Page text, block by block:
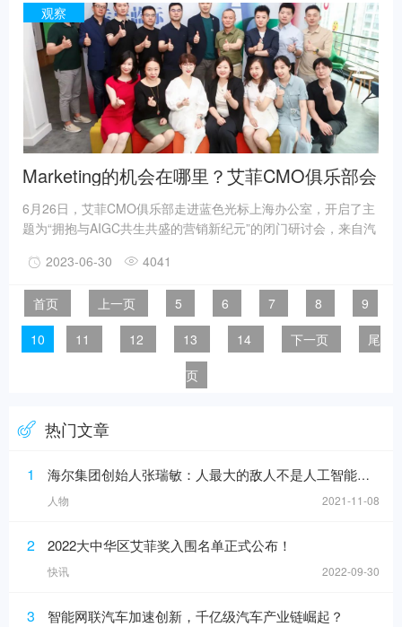
食之一,在每年的端午时节都会登上各大销售链条的C位舞台。
观察
Marketing的机会在哪里？艾菲CMO俱乐部会
员走进蓝色光标对话AIGC
6月26日，艾菲CMO俱乐部走进蓝色光标上海办公室，开启了主
题为“拥抱与AIGC共生共盛的营销新纪元”的闭门研讨会，来自汽
员齐聚一堂，围绕AIGC技术的营销探索、前沿应用与未来趋势展
开深入对话交流，通过不同领域的脑力激荡，为AIGC的发展进步
汇智赋能，与全球科技创新发展同频共振。
2023-06-30 4041
首页 上一页 5 6 7 8
9
10
11 12 13 14 下一页
尾
页
热门文章
1 海尔集团创始人张瑞敏：人最大的敌人不是人工智能，而是科层制
人物 2021-11-08
2 2022大中华区艾菲奖入围名单正式公布！
快讯 2022-09-30
3 智能网联汽车加速创新，千亿级汽车产业链崛起？